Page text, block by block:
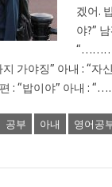
겠어.
야?”
가야징” 아내 : “자
편 : “밥이야” 아내 :
공부 아내 영어공